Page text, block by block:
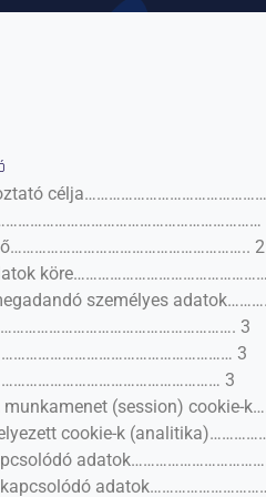
2
személyes
3
3
3
(session) cookie-
cookie-k
kapcsolódó